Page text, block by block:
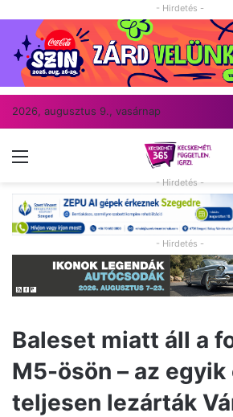
- Hirdetés -
2026, augusztus 9., vasárnap
Menü
- Hirdetés -
- Hirdetés -
Baleset miatt áll a
M5-ösön – az
teljesen lezárták